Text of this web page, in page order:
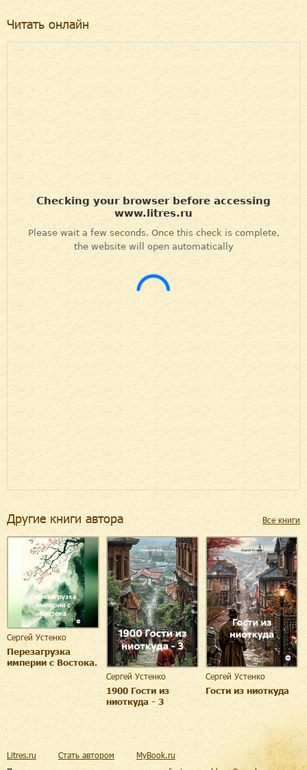
Читать онлайн
Другие книги автора Все книги
Сергей Устенко
Перезагрузка
империи с Востока.
Сергей Устенко
1900 Гости из
ниоткуда - 3
Сергей Устенко
Гости из ниоткуда
Litres.ru Стать автором MyBook.ru